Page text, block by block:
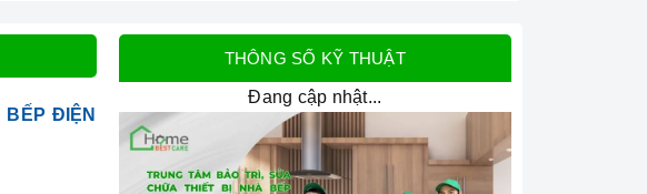
BẾP ĐIỆN
THÔNG SỐ KỸ THUẬT
Đang cập nhật...